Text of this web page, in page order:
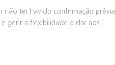
não ter havido confirmação prévia
e gerir a flexibilidade a dar aos